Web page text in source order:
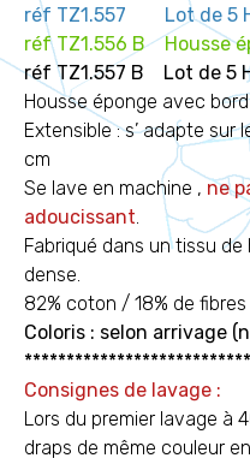
réf TZ1.557 Lot de 5
réf TZ1.556 B Housse
réf TZ1.557 B Lot de 5
Housse éponge avec
Extensible : s’ adapte sur
cm
Se lave en machine , ne
adoucissant.
Fabriqué dans un tissu
dense.
82% coton / 18% de
Coloris : selon arrivage
Consignes de lavage :
Lors du premier lavage à
draps de même couleur